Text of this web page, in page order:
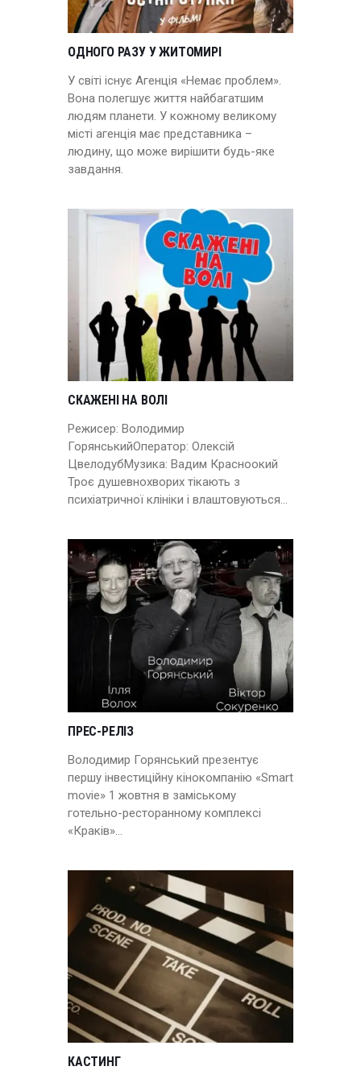
ОДНОГО РАЗУ У ЖИТОМИРІ
У світі існує Агенція «Немає проблем».
Вона полегшує життя найбагатшим
людям планети. У кожному великому
місті агенція має представника –
людину, що може вирішити будь-яке
завдання.
СКАЖЕНІ НА ВОЛІ
Режисер: Володимир
ГорянськийОператор: Олексій
ЦвелодубМузика: Вадим Красноокий
Троє душевнохворих тікають з
психіатричної клініки і влаштовуються…
ПРЕС-РЕЛІЗ
Володимир Горянський презентує
першу інвестиційну кінокомпанію «Smart
movie» 1 жовтня в заміському
готельно-ресторанному комплексі
«Краків»…
КАСТИНГ